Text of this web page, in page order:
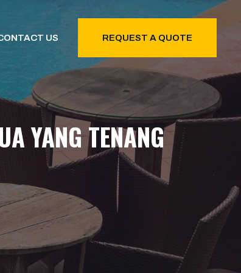
US REQUEST A QUOTE
YANG TENANG